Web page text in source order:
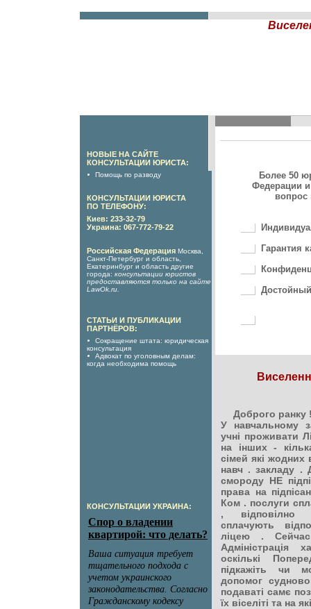
НОВЫЕ НА САЙТЕ
КОНСУЛЬТАЦИИ ЮРИСТА:
Помощь по разводу
КОНСУЛЬТАЦИИ ЮРИСТА
ПО ТЕЛЕФОНУ:
Киев: 233-32-79
Украина: 067-772-79-22
Российская Федерация Москва,
Санкт-Петербург и область,
Екатеринбург и область другие
города: консультации юристов
предоставляются только на сайте
LawOk.ru
СТАТЬИ И ПУБЛИКАЦИИ
ПАРТНЁРОВ:
Сокращение штата: юридическая
консультация
Адвокат по уголовным делам:
когда необходима помощь
КОНСУЛЬТАЦИИ УКРАИНА:
Более 50
Федерации
вопрос
Гарантия
Доброго ранку
У навчальному
учні проживати
на інших -
сімей які
навч . закладу .
смороду НЕ
права на
Ком . послуги
, відповілно
сплачують
ліцею .
Адміністрація
оскількі
підкажіть чи
допомог
подаваті самє
їх віселіті та на